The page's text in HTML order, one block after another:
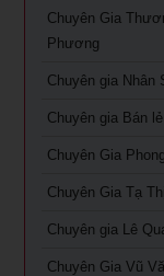
phẩm
Khóa Học Giám
Khóa học Giám
Khoá Học Giám
Chuyên Gia
Phương
Chuyên gia Nhân
Chuyên gia Bán
Chuyên Gia
Chuyên Gia Tạ
Chuyên gia Lê
Chuyên Gia Vũ